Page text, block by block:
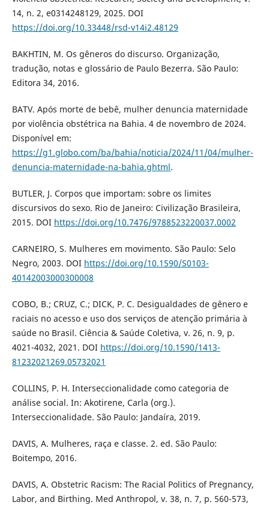
14, n. 2, e0314248129, 2025. DOI
https://doi.org/10.33448/rsd-v14i2.48129
BAKHTIN, M. Os gêneros do discurso. Organização,
tradução, notas e glossário de Paulo Bezerra. São Paulo:
Editora 34, 2016.
BATV. Após morte de bebê, mulher denuncia maternidade
por violência obstétrica na Bahia. 4 de novembro de 2024.
Disponível em:
https://g1.globo.com/ba/bahia/noticia/2024/11/04/mulher-
denuncia-maternidade-na-bahia.ghtml.
BUTLER, J. Corpos que importam: sobre os limites
discursivos do sexo. Rio de Janeiro: Civilização Brasileira,
2015. DOI https://doi.org/10.7476/9788523220037.0002
CARNEIRO, S. Mulheres em movimento. São Paulo: Selo
Negro, 2003. DOI https://doi.org/10.1590/S0103-
40142003000300008
COBO, B.; CRUZ, C.; DICK, P. C. Desigualdades de gênero e
raciais no acesso e uso dos serviços de atenção primária à
saúde no Brasil. Ciência & Saúde Coletiva, v. 26, n. 9, p.
4021-4032, 2021. DOI https://doi.org/10.1590/1413-
81232021269.05732021
COLLINS, P. H. Interseccionalidade como categoria de
análise social. In: Akotirene, Carla (org.).
Interseccionalidade. São Paulo: Jandaíra, 2019.
DAVIS, A. Mulheres, raça e classe. 2. ed. São Paulo:
Boitempo, 2016.
DAVIS, A. Obstetric Racism: The Racial Politics of Pregnancy,
Labor, and Birthing. Med Anthropol, v. 38, n. 7, p. 560-573,